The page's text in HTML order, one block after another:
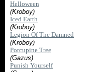
Helloween
(Kroboy)
Iced Earth
(Kroboy)
Legion Of The Damned
(Kroboy)
Porcupine Tree
(Gazus)
Punish Yourself